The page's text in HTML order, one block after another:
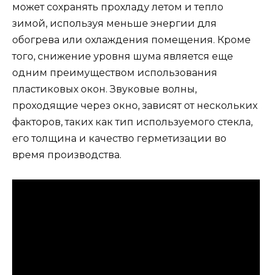
может сохранять прохладу летом и тепло
зимой, используя меньше энергии для
обогрева или охлаждения помещения. Кроме
того, снижение уровня шума является еще
одним преимуществом использования
пластиковых окон. Звуковые волны,
проходящие через окно, зависят от нескольких
факторов, таких как тип используемого стекла,
его толщина и качество герметизации во
время производства.